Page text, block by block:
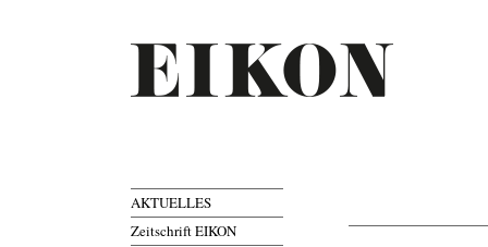
AKTUELLES
Zeitschrift EIKON